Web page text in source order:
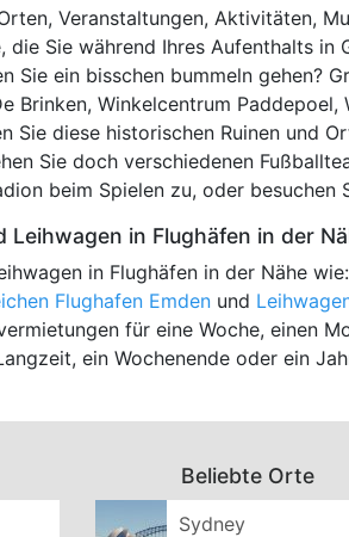
Veranstaltungen, Aktivitäten,
die Sie während Ihres Aufenthalts in
Sie ein bisschen bummeln gehen?
Brinken, Winkelcentrum Paddepoel,
Sie diese historischen Ruinen und
Sie doch verschiedenen
beim Spielen zu, oder besuchen
Leihwagen in Flughäfen in der
in Flughäfen in der Nähe wie:
Flughafen Emden und
für eine Woche, einen
ein Wochenende oder ein
Beliebte Orte
Sydney